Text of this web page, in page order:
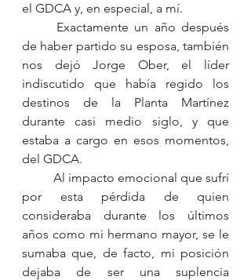
el GDCA y, en especial, a mí.
de haber partido su esposa, también
nos dejó Jorge Ober, el líder
indiscutido que había regido los
destinos de la Planta Martínez
durante casi medio siglo, y que
estaba a cargo en esos momentos,
del GDCA.
por esta pérdida de quien
consideraba durante los últimos
años como mi hermano mayor, se le
sumaba que, de facto, mi posición
dejaba de ser una suplencia